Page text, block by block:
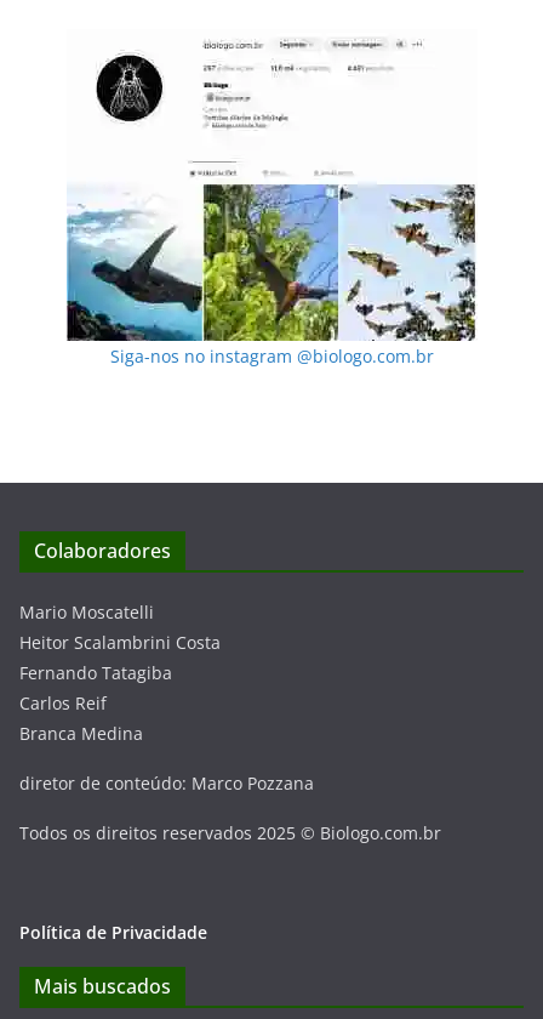
Siga-nos no instagram @biologo.com.br
Colaboradores
Mario Moscatelli
Heitor Scalambrini Costa
Fernando Tatagiba
Carlos Reif
Branca Medina
diretor de conteúdo: Marco Pozzana
Todos os direitos reservados 2025 © Biologo.com.br
Política de Privacidade
Mais buscados